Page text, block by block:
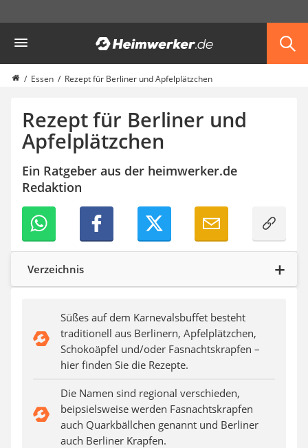
Haushalt & Freizeit
Diascanner
Walkie-Talkie Kinder
Gusseisen Bräter
Induktionskochfeld
Tischgeschirrspüler
Elektronische Dartscheibe
Wildkamera
Wischmopp
Beschriftungsgerät
Trinkflasche
Thermokanne
Elektrische Pfeffermühle
Waschsauger
Ferngesteuertes Auto
Subwoofer
Beheizbare Handschuhe
Essen Rezept für Berliner und Apfelplätzchen
Rezept für Berliner und
Apfelplätzchen
Ein Ratgeber aus der heimwerker.de
Redaktion
Verzeichnis
Süßes auf dem Karnevalsbuffet besteht
traditionell aus Berlinern, Apfelplätzchen,
Schokoäpfel und/oder Fasnachtskrapfen –
hier finden Sie die Rezepte.
Die Namen sind regional verschieden,
beipsielsweise werden Fasnachtskrapfen
auch Quarkbällchen genannt und Berliner
auch Berliner Krapfen.